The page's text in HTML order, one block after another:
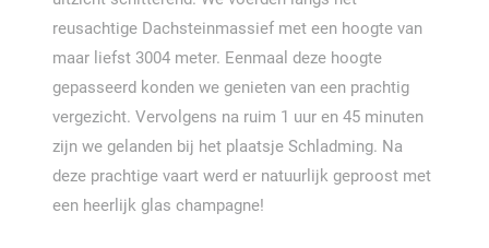
reusachtige Dachsteinmassief met een hoogte van
maar liefst 3004 meter. Eenmaal deze hoogte
gepasseerd konden we genieten van een prachtig
vergezicht. Vervolgens na ruim 1 uur en 45 minuten
zijn we gelanden bij het plaatsje Schladming. Na
deze prachtige vaart werd er natuurlijk geproost met
een heerlijk glas champagne!